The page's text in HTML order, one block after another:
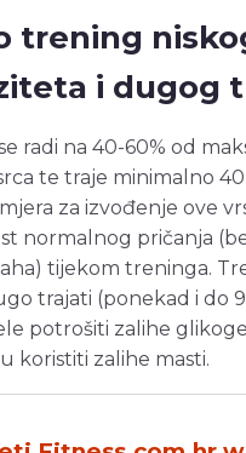
trening
i dugog
radi na 40-60% od
te traje minimalno
za izvođenje ove
normalnog pričanja
tijekom treninga.
trajati (ponekad i do
potrošiti zalihe
koristiti zalihe masti.